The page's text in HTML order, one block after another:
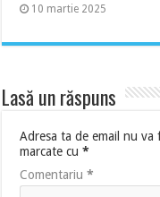
10 martie 2025
Lasă un răspuns
Adresa ta de email nu va
marcate cu*
Comentariu*